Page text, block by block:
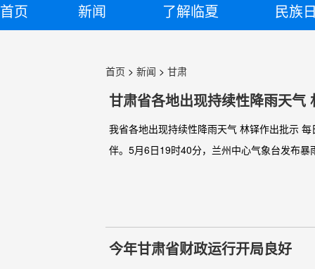
首页 新闻 了解临夏 民族
首页 > 新闻 > 甘肃
甘肃省各地出现持续性降雨天气
我省各地出现持续性降雨天气 林铎作出批示
伴。5月6日19时40分，兰州中心气象台发布
今年甘肃省财政运行开局良好